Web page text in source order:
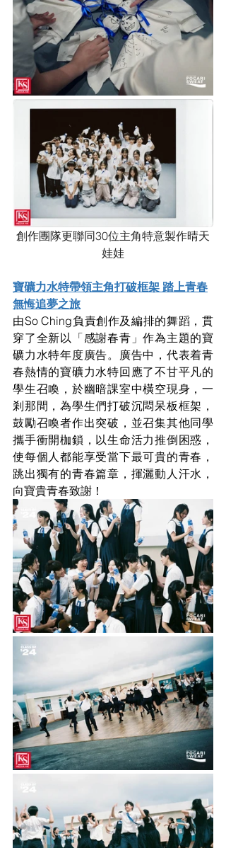
創作團隊更聯同30位主角特意製作晴天
娃娃
寶礦力水特帶領主角打破框架 踏上青春
無悔追夢之旅
由So Ching負責創作及編排的舞蹈，貫
穿了全新以「感謝春青」作為主題的寶
礦力水特年度廣告。廣告中，代表着青
春熱情的寶礦力水特回應了不甘平凡的
學生召喚，於幽暗課室中橫空現身，一
剎那間，為學生們打破沉悶呆板框架，
鼓勵召喚者作出突破，並召集其他同學
攜手衝開枷鎖，以生命活力推倒困惑，
使每個人都能享受當下最可貴的青春，
跳出獨有的青春篇章，揮灑動人汗水，
向寶貴青春致謝！